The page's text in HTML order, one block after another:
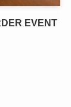
EVENT